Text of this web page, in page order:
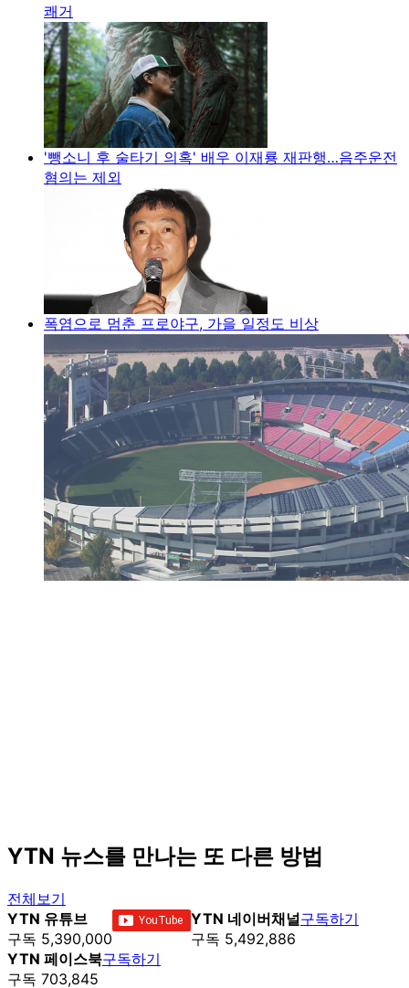
쾌거
'뺑소니 후 술타기 의혹' 배우 이재룡 재판행…음주운전
혐의는 제외
폭염으로 멈춘 프로야구, 가을 일정도 비상
YTN 뉴스를 만나는 또 다른 방법
전체보기
YTN 유튜브
구독 5,390,000
YTN 네이버채널
구독 5,492,886
구독하기
YTN 페이스북
구독 703,845
구독하기